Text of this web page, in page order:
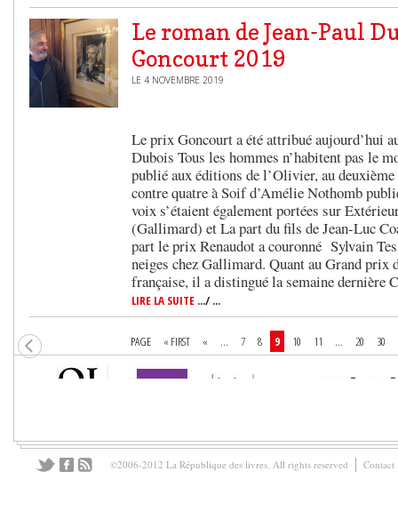
Le roman de Jean-Paul
Goncourt 2019
LE 4 NOVEMBRE 2019
Le prix Goncourt a été attribué aujourd’hui
Dubois Tous les hommes n’habitent pas le
publié aux éditions de l’Olivier, au
contre quatre à Soif d’Amélie Nothomb
voix s’étaient également portées sur
(Gallimard) et La part du fils de Jean-Luc
part le prix Renaudot a couronné Sylvain
neiges chez Gallimard. Quant au Grand prix
française, il a distingué la semaine
LIRE LA SUITE .../ ...
PAGE « FIRST « ... 7 8 9 10 11 ... 20 30
©2006-2012 La République des livres. All rights reserved Contact